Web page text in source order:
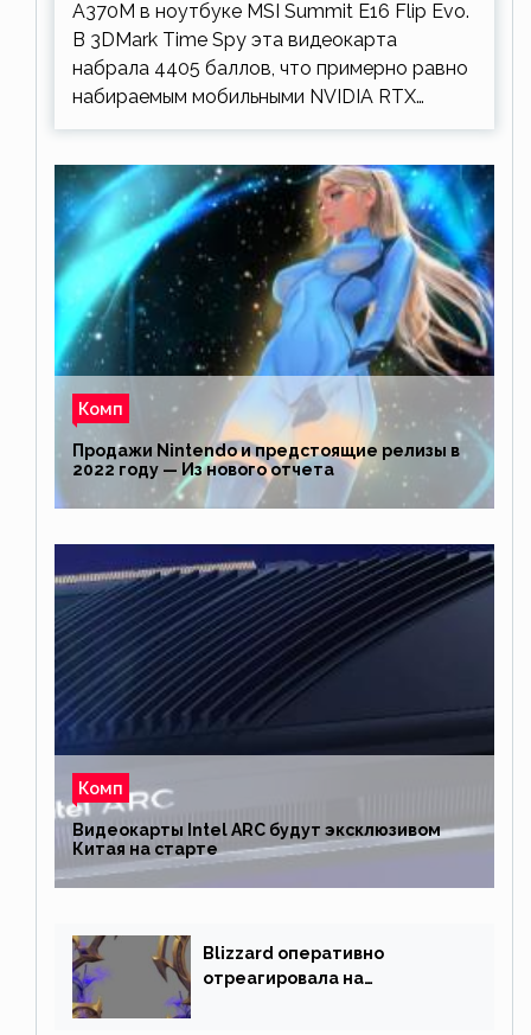
A370M в ноутбуке MSI Summit E16 Flip Evo.
В 3DMark Time Spy эта видеокарта
набрала 4405 баллов, что примерно равно
набираемым мобильными NVIDIA RTX…
Комп
Продажи Nintendo и предстоящие релизы в
2022 году — Из нового отчета
Комп
Видеокарты Intel ARC будут эксклюзивом
Китая на старте
Blizzard оперативно
отреагировала на